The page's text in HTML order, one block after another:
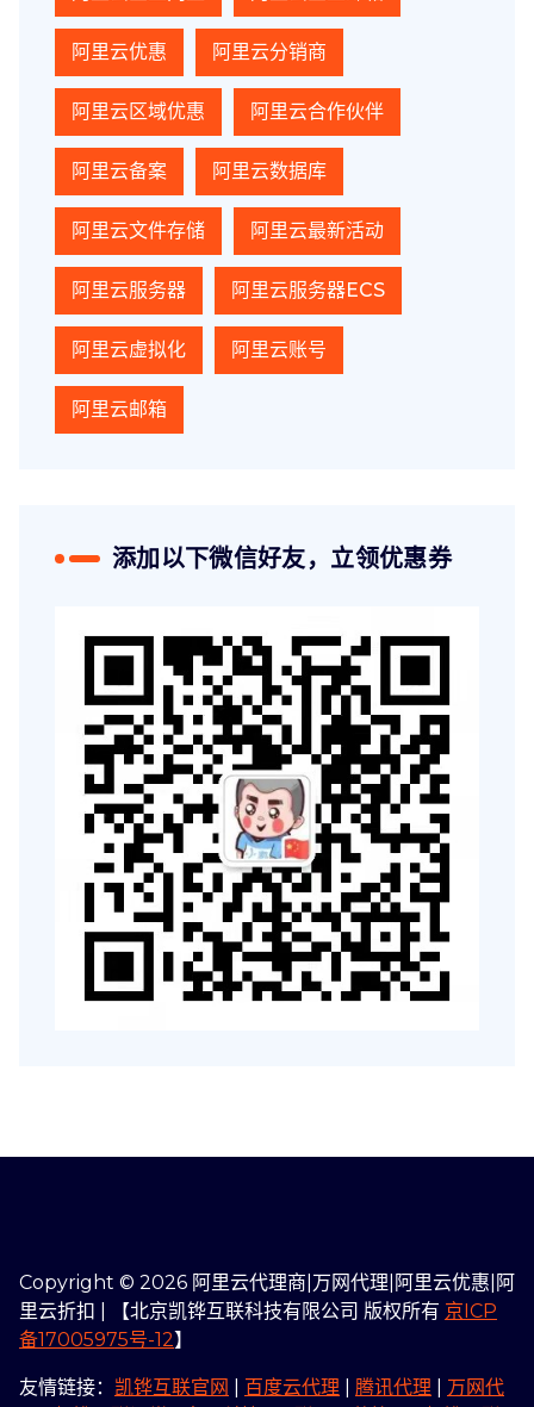
阿里云优惠 阿里云分销商
阿里云区域优惠 阿里云合作伙伴
阿里云备案 阿里云数据库
阿里云文件存储 阿里云最新活动
阿里云服务器 阿里云服务器ECS
阿里云虚拟化 阿里云账号
阿里云邮箱
添加以下微信好友，立领优惠券
Copyright © 2026 阿里云代理商|万网代理|阿里云优惠|阿
里云折扣 | 【北京凯铧互联科技有限公司 版权所有 京ICP
备17005975号-12】
友情链接： 凯铧互联官网 百度云代理 腾讯代理
万网代